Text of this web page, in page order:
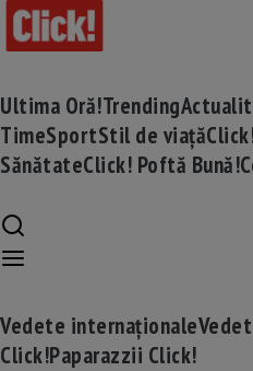
Ultima Oră!Trending
TimeSportStil de viață
SănătateClick! Poftă Bună!
Vedete internaționale
Click!Paparazzii Click!